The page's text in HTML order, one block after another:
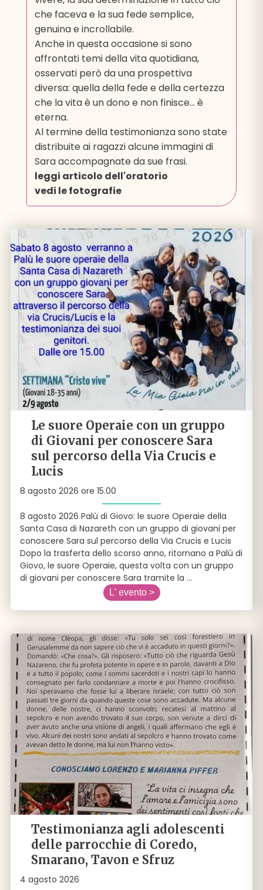
che faceva e la sua fede semplice,
genuina e incrollabile.
Anche in questa occasione si sono
affrontati temi della vita quotidiana,
osservati però da una prospettiva
diversa: quella della fede e della certezza
che la vita è un dono e non finisce… è
eterna.
Al termine della testimonianza sono state
distribuite ai ragazzi alcune immagini di
Sara accompagnate da sue frasi.
leggi articolo dell'oratorio
vedi le fotografie
Le suore Operaie con un gruppo
di Giovani per conoscere Sara
sul percorso della Via Crucis e
Lucis
8 agosto 2026 ore 15.00
8 agosto 2026 Palù di Giovo: le suore Operaie della
Santa Casa di Nazareth con un gruppo di giovani per
conoscere Sara sul percorso della Via Crucis e Lucis
Dopo la trasferta dello scorso anno, ritornano a Palù di
Giovo, le suore Operaie, questa volta con un gruppo
di giovani per conoscere Sara tramite la ...
L' evento >
Testimonianza agli adolescenti
delle parrocchie di Coredo,
Smarano, Tavon e Sfruz
4 agosto 2026